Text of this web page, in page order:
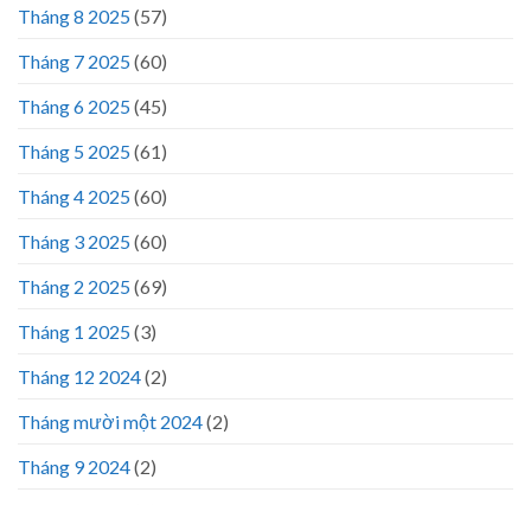
Tháng 8 2025(57)
Tháng 7 2025(60)
Tháng 6 2025(45)
Tháng 5 2025(61)
Tháng 4 2025(60)
Tháng 3 2025(60)
Tháng 2 2025(69)
Tháng 1 2025(3)
Tháng 12 2024(2)
Tháng mười một 2024(2)
Tháng 9 2024(2)